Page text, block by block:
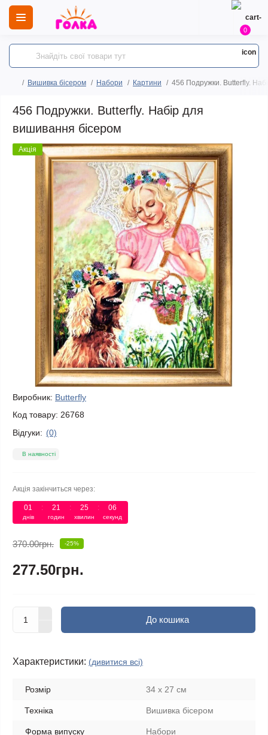
0
Вишивка бісером Набори Картини 456 Подружки. Butterfly.
456 Подружки. Butterfly. Набір для
вишивання бісером
Акція
Виробник: Butterfly
Код товару: 26768
Відгуки: (0)
В наявності
Акція закінчиться через:
01
днів
: 21
годин
: 25
хвилин
: 06
секунд
370.00грн. -25%
277.50грн.
До кошика
Характеристики: (дивитися всі)
Розмір 34 х 27 см
Техніка Вишивка бісером
Форма випуску Набори